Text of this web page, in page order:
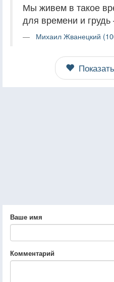
Мы живем в такое
для времени и
Михаил Жванецкий
Ваше имя
Комментарий